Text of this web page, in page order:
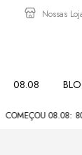
Nossas
08.08
08.08: 80